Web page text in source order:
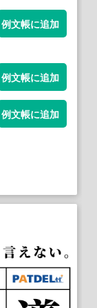
例文帳に追加
例文帳に追加
例文帳に追加